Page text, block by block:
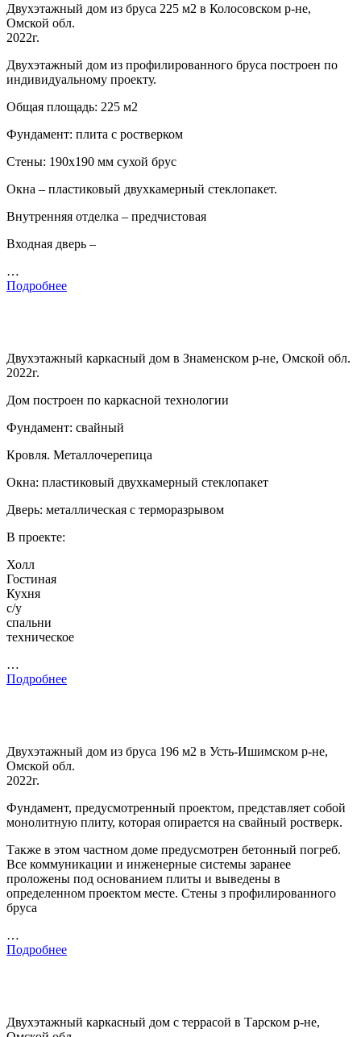
Двухэтажный дом из бруса 225 м2 в Колосовском р-не,
Омской обл.
2022г.
Двухэтажный дом из профилированного бруса построен по
индивидуальному проекту.
Общая площадь: 225 м2
Фундамент: плита с ростверком
Стены: 190х190 мм сухой брус
Окна – пластиковый двухкамерный стеклопакет.
Внутренняя отделка – предчистовая
Входная дверь –
…
Подробнее
Двухэтажный каркасный дом в Знаменском р-не, Омской обл.
2022г.
Дом построен по каркасной технологии
Фундамент: свайный
Кровля. Металлочерепица
Окна: пластиковый двухкамерный стеклопакет
Дверь: металлическая с терморазрывом
В проекте:
Холл
Гостиная
Кухня
с/у
спальни
техническое
…
Подробнее
Двухэтажный дом из бруса 196 м2 в Усть-Ишимском р-не,
Омской обл.
2022г.
Фундамент, предусмотренный проектом, представляет собой
монолитную плиту, которая опирается на свайный ростверк.
Также в этом частном доме предусмотрен бетонный погреб.
Все коммуникации и инженерные системы заранее
проложены под основанием плиты и выведены в
определенном проектом месте. Стены з профилированного
бруса
…
Подробнее
Двухэтажный каркасный дом с террасой в Тарском р-не,